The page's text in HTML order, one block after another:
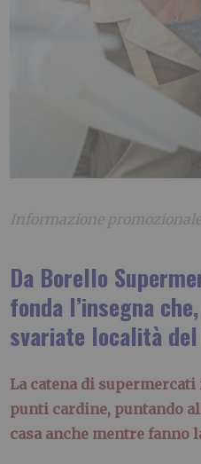
Informazione promozionale
Da Borello
fonda l’insegna
svariate località
La catena di
punti cardine, puntando
casa anche mentre fanno